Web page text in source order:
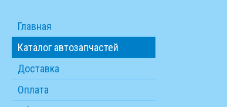
Главная
Каталог автозапчастей
Доставка
Оплата